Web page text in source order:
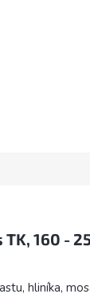
160 -
hliníka,